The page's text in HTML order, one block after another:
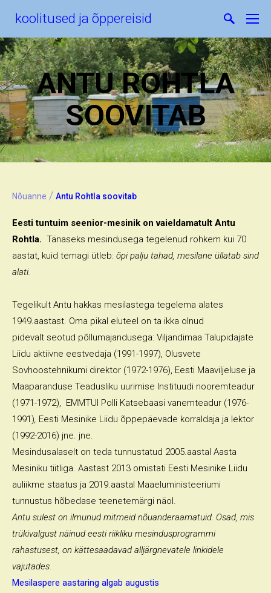
koolitused ja õppereisid
ANTU ROHTLA
SOOVITAB
Nõuanne / Antu Rohtla soovitab
Eesti tuntuim seenior-mesinik on vaieldamatult Antu
Rohtla. Tänaseks mesindusega tegelenud rohkem kui 70
aastat, kuid temagi ütleb: õpi palju tahad, mesilane üllatab sind
alati.
Tegelikult Antu hakkas mesilastega tegelema alates
1949.aastast. Oma pikal eluteel on ta ikka olnud
pidevalt seotud põllumajandusega: Viljandimaa Talupidajate
Liidu aktiivne eestvedaja (1991-1997), Olusvete
Sovhoostehnikumi direktor (1972-1976), Eesti Maaviljeluse ja
Maaparanduse Teadusliku uurimise Instituudi nooremteadur
(1971-1972), EMMTUI Polli Katsebaasi vanemteadur (1976-
1991), Eesti Mesinike Liidu õppepäevade korraldaja ja lektor
(1992-2016) jne. jne.
Mesindusalaselt on teda tunnustatud 2005.aastal Aasta
Mesiniku tiitliga. Aastast 2013 omistati Eesti Mesinike Liidu
auliikme staatus ja 2019.aastal Maaeluministeeriumi
tunnustus hõbedase teenetemärgi näol.
Antu sulest on ilmunud mitmeid nõuanderaamatuid. Osad, mis
trükivalgust näinud eesti riikliku mesindusprogrammi
rahastusest, on kättesaadavad alljärgnevatele linkidele
vajutades.
Mesilaspere aastaring algab augustis